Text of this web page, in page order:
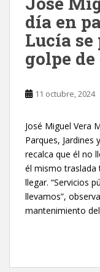
día en
Lucía se
golpe de
11 octubre, 2024
José Miguel Vera
Parques, Jardines
recalca que él no
él mismo traslada
llegar. “Servicios
llevamos”,
mantenimiento